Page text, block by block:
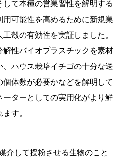
て本種の営巣習性を解明する
可能性を高めるために新規巣
殻の有効性を実証しました。
性バイオプラスチックを素材
ハウス栽培イチゴの十分な送
体数が必要かなどを解明して
ターとしての実用化がより鮮
す。
介して授粉させる生物のこと